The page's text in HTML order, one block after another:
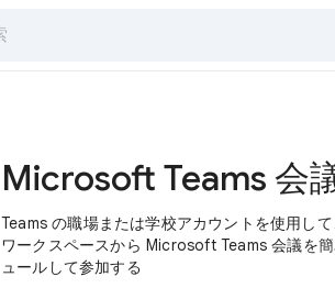
Microsoft Teams 会
Teams の職場または学校アカウントを使用し
ワークスペースから Microsoft Teams 会議を
ュールして参加する